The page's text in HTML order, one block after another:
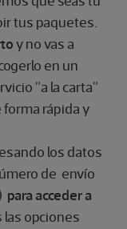
tus paquetes.
y no vas a
en un
"a la carta"
rápida y
los datos
de envío
para acceder a
las opciones